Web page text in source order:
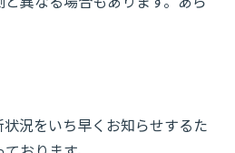
況をいち早くお知らせするた